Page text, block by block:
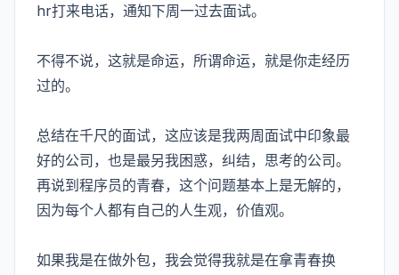
hr打来电话，通知下周一过去面试。
不得不说，这就是命运，所谓命运，就是你走经历
过的。
总结在千尺的面试，这应该是我两周面试中印象最
好的公司，也是最另我困惑，纠结，思考的公司。
再说到程序员的青春，这个问题基本上是无解的，
因为每个人都有自己的人生观，价值观。
如果我是在做外包，我会觉得我就是在拿青春换